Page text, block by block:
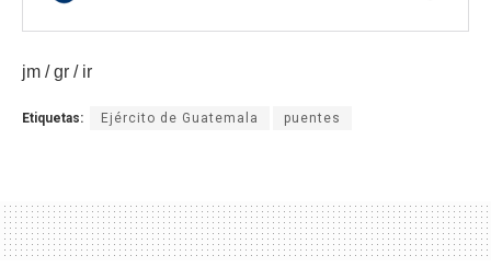
jm / gr / ir
Etiquetas: Ejército de Guatemala puentes